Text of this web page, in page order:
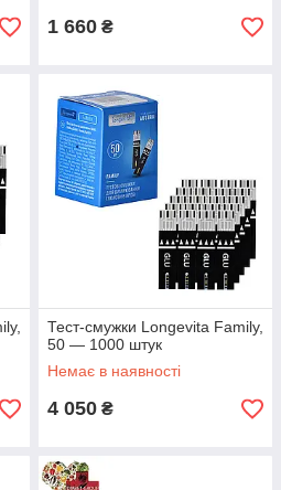
для контролю
пропонує придбати якісні
за низькою ціною. Тест-смужки
а головне правильну і точну
серед діабетиків!
1 660 ₴
Тест-смужки Longevita Family,
50 — 1000 штук
Немає в наявності
4 050 ₴